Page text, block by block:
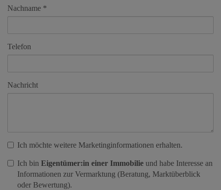
Nachname
Telefon
Nachricht
Ich möchte weitere Marketinginformationen erhalten.
Ich bin Eigentümer:in einer Immobilie und habe Interesse an
Informationen zur Vermarktung (Beratung, Marktüberblick
oder Bewertung).